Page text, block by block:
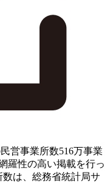
営事業所数516万事業
羅性の高い掲載を行っ
は、総務省統計局サ